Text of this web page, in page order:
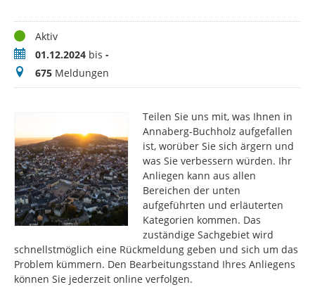
StatusAktiv
Zeitraum01.12.2024 bis -
Meldungen
675 Meldungen
Teilen Sie uns mit, was Ihnen in
Annaberg-Buchholz aufgefallen
ist, worüber Sie sich ärgern und
was Sie verbessern würden. Ihr
Anliegen kann aus allen
Bereichen der unten
aufgeführten und erläuterten
Kategorien kommen. Das
zuständige Sachgebiet wird
schnellstmöglich eine Rückmeldung geben und sich um das
Problem kümmern. Den Bearbeitungsstand Ihres Anliegens
können Sie jederzeit online verfolgen.